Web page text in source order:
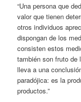
“Una persona que
valor que tienen
otros individuos
dispongan de los
consisten estos
también son fruto de
lleva a una
paradójica: es la
productos.”